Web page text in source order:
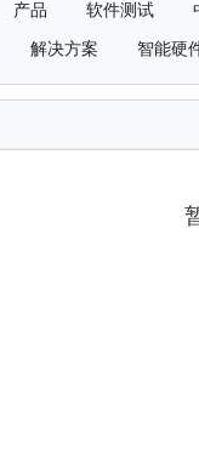
产品 软件测试
解决方案 智能硬